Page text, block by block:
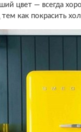
цвет — всегда
как покрасить